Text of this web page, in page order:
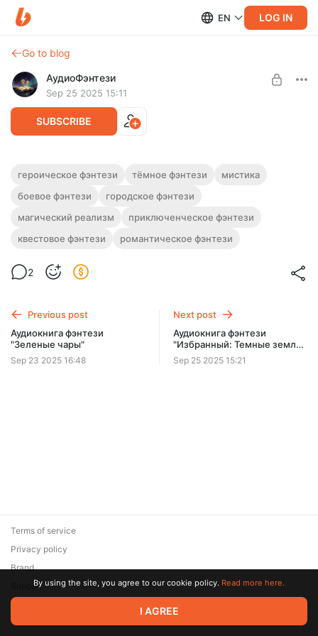
EN LOG IN
Go to blog
АудиоФэнтези
Sep 25 2025 15:11
SUBSCRIBE
Аудиокнига фэнтези "Избранный:
Темные земли" [Книги 1, 2]
Полная версия.
Слушайте эту и другие фэнтези-аудиокниги полностью, без
Level required:
UNLOCK WITH DISCOUNT
$2.44
Offer ends 08 August.
героическое фэнтези тёмное фэнтези
мистика
боевое фэнтези
городское фэнтези
магический реализм
приключенческое фэнтези
квестовое фэнтези
романтическое фэнтези
2
Previous post
Аудиокнига фэнтези
"Зеленые чары"
Sep 23 2025 16:48
Next post
Аудиокнига фэнтези
"Избранный: Темные земли"
[Книги 3, 4]
Sep 25 2025 15:21
© 2026 Zaya Solutions Limited. All rights reserved. All trademarks
are the property of their respective owners.
Terms of service
Privacy policy
Brand
SupportBy using the site, you agree to our cookie policy. Read more here.
I AGREE